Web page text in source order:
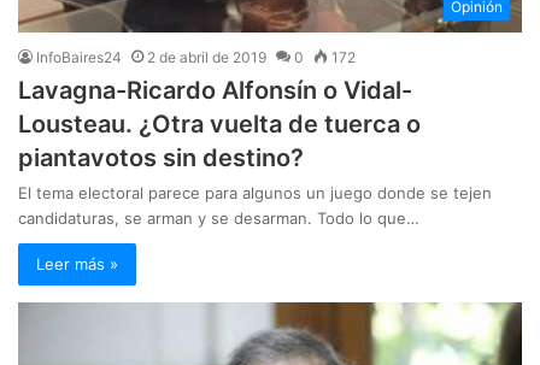
Opinión
InfoBaires24 2 de abril de 2019 0 172
Lavagna-Ricardo Alfonsín o Vidal-
Lousteau. ¿Otra vuelta de tuerca o
piantavotos sin destino?
El tema electoral parece para algunos un juego donde se tejen
candidaturas, se arman y se desarman. Todo lo que…
Leer más »